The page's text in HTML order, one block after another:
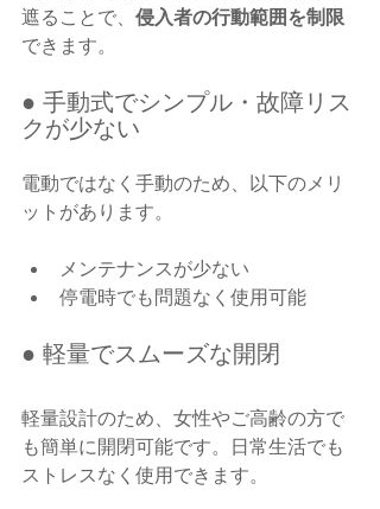
遮ることで、 侵入者の行動範囲を制限
できます。
● 手動式でシンプル・故障リス
クが少ない
電動ではなく手動のため、以下のメリ
ットがあります。
メンテナンスが少ない
停電時でも問題なく使用可能
● 軽量でスムーズな開閉
軽量設計のため、女性やご高齢の方で
も簡単に開閉可能です。日常生活でも
ストレスなく使用できます。